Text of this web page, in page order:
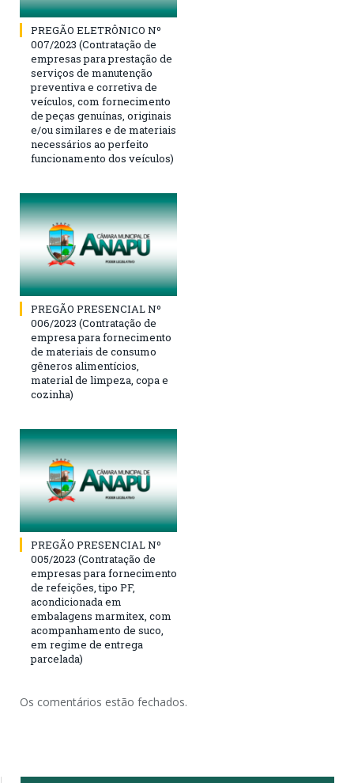
PREGÃO ELETRÔNICO Nº
007/2023 (Contratação de
empresas para prestação de
serviços de manutenção
preventiva e corretiva de
veículos, com fornecimento
de peças genuínas, originais
e/ou similares e de materiais
necessários ao perfeito
funcionamento dos veículos)
PREGÃO PRESENCIAL Nº
006/2023 (Contratação de
empresa para fornecimento
de materiais de consumo
gêneros alimentícios,
material de limpeza, copa e
cozinha)
PREGÃO PRESENCIAL Nº
005/2023 (Contratação de
empresas para fornecimento
de refeições, tipo PF,
acondicionada em
embalagens marmitex, com
acompanhamento de suco,
em regime de entrega
parcelada)
Os comentários estão fechados.